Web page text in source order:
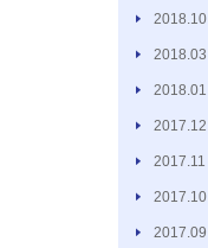
2018.10
2018.03
2018.01
2017.12
2017.11
2017.10
2017.09